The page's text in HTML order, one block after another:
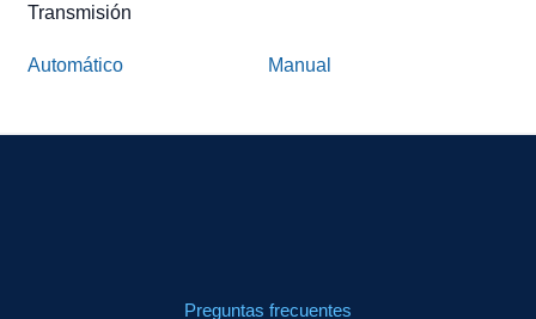
Transmisión
Automático Manual
Preguntas frecuentes